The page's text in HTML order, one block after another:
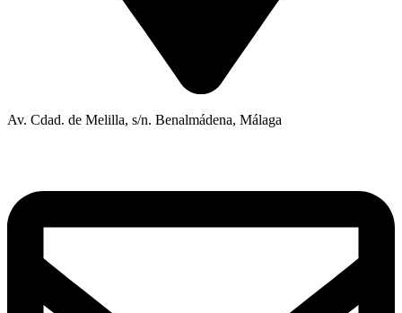
Av. Cdad. de Melilla, s/n. Benalmádena, Málaga